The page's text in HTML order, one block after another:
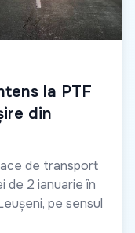
la PTF
din
de transport
de 2 ianuarie în
pe sensul